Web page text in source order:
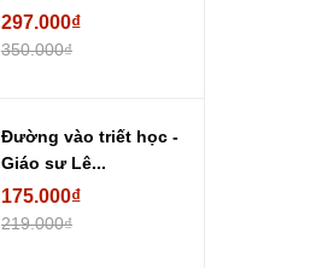
297.000₫
350.000₫
Đường vào triết học -
Giáo sư Lê...
175.000₫
219.000₫